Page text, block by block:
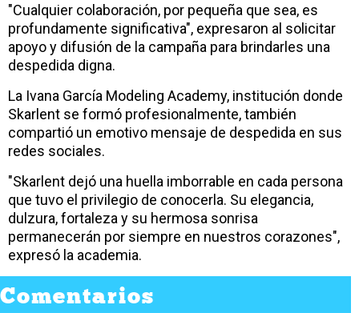
"Cualquier colaboración, por pequeña que sea, es
profundamente significativa", expresaron al solicitar
apoyo y difusión de la campaña para brindarles una
despedida digna.
La Ivana García Modeling Academy, institución donde
Skarlent se formó profesionalmente, también
compartió un emotivo mensaje de despedida en sus
redes sociales.
"Skarlent dejó una huella imborrable en cada persona
que tuvo el privilegio de conocerla. Su elegancia,
dulzura, fortaleza y su hermosa sonrisa
permanecerán por siempre en nuestros corazones",
expresó la academia.
Comentarios